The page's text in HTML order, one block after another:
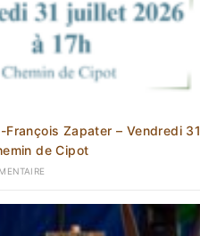
François Zapater – Vendredi 31
de Cipot